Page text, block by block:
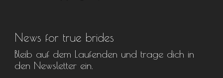
News for true brides
Bleib auf dem Laufenden und trage dich in
den Newsletter ein.